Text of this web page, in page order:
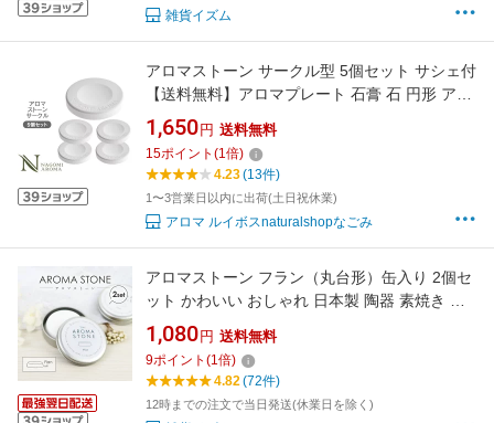
雑貨イズム
アロマストーン サークル型 5個セット サシェ付
【送料無料】アロマプレート 石膏 石 円形 アロ
マグッズ アロマテラピー アロマオイル エッセ
ンシャルオイル 精油 アロマディフューザー か
わいい おしゃれ インテリア ホワイト
1,650 円 送料無料
15ポイント (1倍)
4.23(13件)
1〜3営業日以内に出荷(土日祝休業)
アロマ ルイボスnaturalshopなごみ
アロマストーン フラン（丸台形）缶入り 2個セ
ット かわいい おしゃれ 日本製 陶器 素焼き ホ
ワイト アロマディフューザー 直径約50mm x
高さ約8mm シンプル アロマ ストーン プレート
石 プレゼント 精油 受け皿 エッセンシャルオイ
ル 皿 車にも 国産
1,080 円 送料無料
9ポイント (1倍)
4.82(72件)
12時までの注文で当日発送(休業日を除く)